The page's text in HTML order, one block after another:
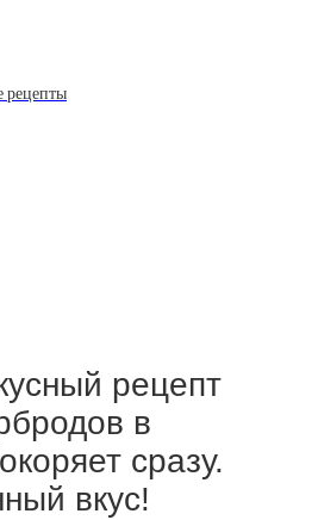
рецепты
рецепт
в
сразу.
вкус!